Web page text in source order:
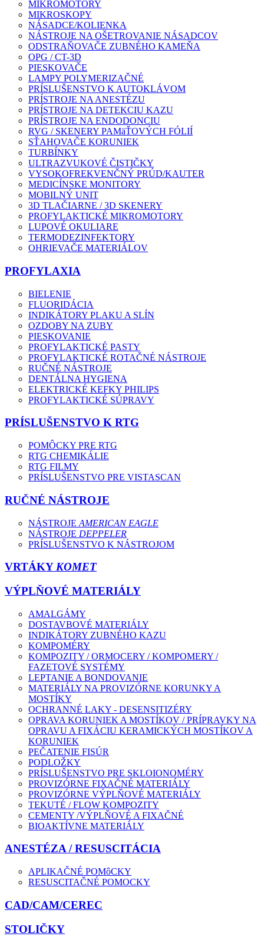
MIKROMOTORY
MIKROSKOPY
NÁSADCE/KOLIENKA
NÁSTROJE NA OŠETROVANIE NÁSADCOV
ODSTRAŇOVAČE ZUBNÉHO KAMEŇA
OPG / CT-3D
PIESKOVAČE
LAMPY POLYMERIZAČNÉ
PRÍSLUŠENSTVO K AUTOKLÁVOM
PRÍSTROJE NA ANESTÉZU
PRÍSTROJE NA DETEKCIU KAZU
PRÍSTROJE NA ENDODONCIU
RVG / SKENERY PAMäŤOVÝCH FÓLIÍ
SŤAHOVAČE KORUNIEK
TURBÍNKY
ULTRAZVUKOVÉ ČISTIČKY
VYSOKOFREKVENČNÝ PRÚD/KAUTER
MEDICÍNSKE MONITORY
MOBILNÝ UNIT
3D TLAČIARNE / 3D SKENERY
PROFYLAKTICKÉ MIKROMOTORY
LUPOVÉ OKULIARE
TERMODEZINFEKTORY
OHRIEVAČE MATERIÁLOV
PROFYLAXIA
BIELENIE
FLUORIDÁCIA
INDIKÁTORY PLAKU A SLÍN
OZDOBY NA ZUBY
PIESKOVANIE
PROFYLAKTICKÉ PASTY
PROFYLAKTICKÉ ROTAČNÉ NÁSTROJE
RUČNÉ NÁSTROJE
DENTÁLNA HYGIENA
ELEKTRICKÉ KEFKY PHILIPS
PROFYLAKTICKÉ SÚPRAVY
PRÍSLUŠENSTVO K RTG
POMÔCKY PRE RTG
RTG CHEMIKÁLIE
RTG FILMY
PRÍSLUŠENSTVO PRE VISTASCAN
RUČNÉ NÁSTROJE
NÁSTROJE AMERICAN EAGLE
NÁSTROJE DEPPELER
PRÍSLUŠENSTVO K NÁSTROJOM
VRTÁKYKOMET
VÝPLŇOVÉ MATERIÁLY
AMALGÁMY
DOSTAVBOVÉ MATERIÁLY
INDIKÁTORY ZUBNÉHO KAZU
KOMPOMÉRY
KOMPOZITY / ORMOCERY / KOMPOMERY /
FAZETOVÉ SYSTÉMY
LEPTANIE A BONDOVANIE
MATERIÁLY NA PROVIZÓRNE KORUNKY A
MOSTÍKY
OCHRANNÉ LAKY - DESENSITIZÉRY
OPRAVA KORUNIEK A MOSTÍKOV / PRÍPRAVKY NA
OPRAVU A FIXÁCIU KERAMICKÝCH MOSTÍKOV A
KORUNIEK
PEČATENIE FISÚR
PODLOŽKY
PRÍSLUŠENSTVO PRE SKLOIONOMÉRY
PROVIZÓRNE FIXAČNÉ MATERIÁLY
PROVIZÓRNE VÝPLŇOVÉ MATERIÁLY
TEKUTÉ / FLOW KOMPOZITY
CEMENTY /VÝPLŇOVÉ A FIXAČNÉ
BIOAKTÍVNE MATERIÁLY
ANESTÉZA / RESUSCITÁCIA
APLIKAČNÉ POMôCKY
RESUSCITAČNÉ POMOCKY
CAD/CAM/CEREC
STOLIČKY